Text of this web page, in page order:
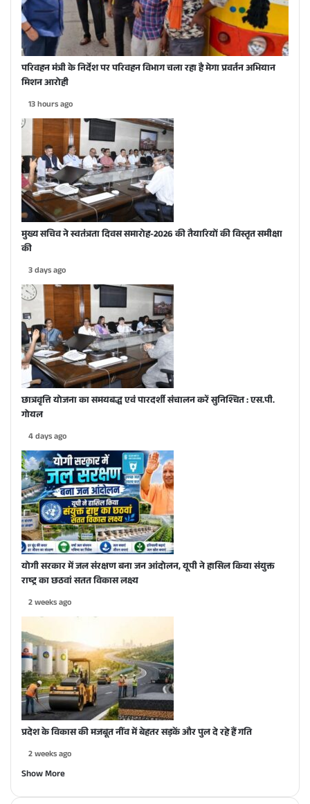
परिवहन मंत्री के निर्देश पर परिवहन विभाग चला रहा है मेगा प्रवर्तन अभियान
मिशन आरोही
13 hours ago
मुख्य सचिव ने स्वतंत्रता दिवस समारोह-2026 की तैयारियों की विस्तृत समीक्षा
की
3 days ago
छात्रवृत्ति योजना का समयबद्ध एवं पारदर्शी संचालन करें सुनिश्चित : एस.पी.
गोयल
4 days ago
योगी सरकार में जल संरक्षण बना जन आंदोलन, यूपी ने हासिल किया संयुक्त
राष्ट्र का छठवां सतत विकास लक्ष्य
2 weeks ago
प्रदेश के विकास की मजबूत नींव में बेहतर सड़कें और पुल दे रहे हैं गति
2 weeks ago
Show More